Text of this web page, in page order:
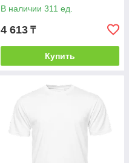
В наличии 311 ед.
4 613 ₸
Купить